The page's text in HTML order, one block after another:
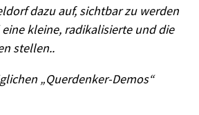
dazu auf, sichtbar zu werden
kleine, radikalisierte und die
stellen..
„Querdenker-Demos“